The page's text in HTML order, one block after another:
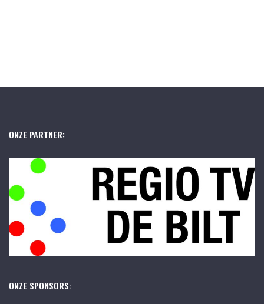
ONZE PARTNER:
ONZE SPONSORS: